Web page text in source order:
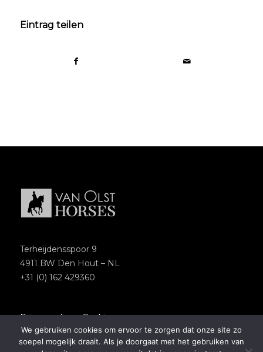
Eintrag teilen
Terheijdensspoor 9
4911 BW Den Hout – NL
+31 (0) 162 429360
Privacypolicy–Cookies
Copyright 2018 – Van Olst Horses
Website byNewmore
We gebruiken cookies om ervoor te zorgen dat onze site zo
soepel mogelijk draait. Als je doorgaat met het gebruiken van